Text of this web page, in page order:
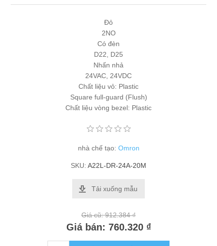
Đỏ
2NO
Có đèn
D22, D25
Nhấn nhả
24VAC, 24VDC
Chất liệu vỏ: Plastic
Square full-guard (Flush)
Chất liệu vòng bezel: Plastic
nhà chế tạo: Omron
SKU: A22L-DR-24A-20M
Tải xuống mẫu
Giá cũ: 912.384 ₫
Giá bán: 760.320 ₫